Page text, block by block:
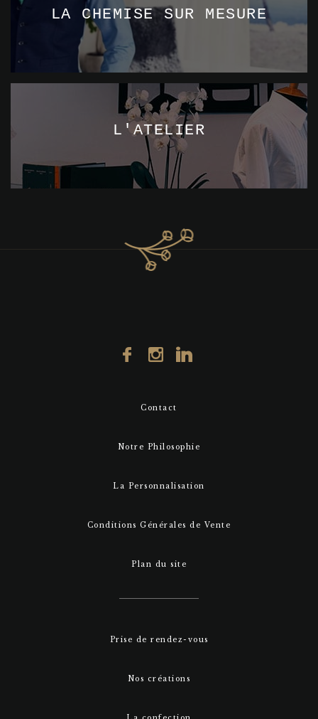
LA CHEMISE SUR MESURE
L'ATELIER
Contact
Notre Philosophie
La Personnalisation
Conditions Générales de Vente
Plan du site
Prise de rendez-vous
Nos créations